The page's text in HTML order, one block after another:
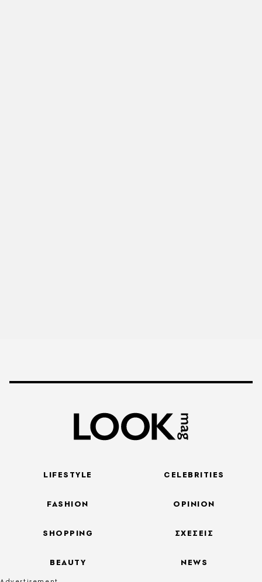
LIFESTYLE
FASHION
SHOPPING
BEAUTY
CELEBRITIES
OPINION
ΣΧΕΣΕΙΣ
NEWS